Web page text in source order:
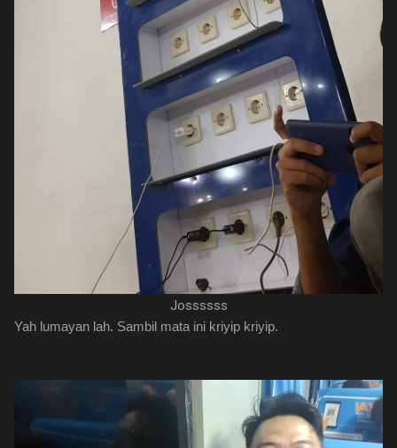
Jossssss
Yah lumayan lah. Sambil mata ini kriyip kriyip.